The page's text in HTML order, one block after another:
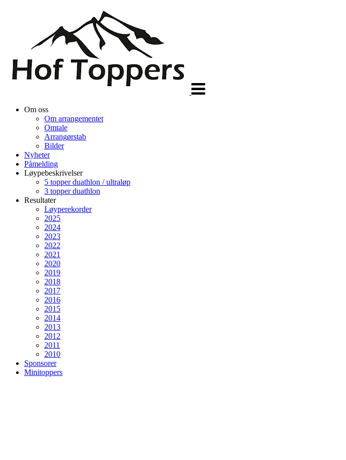
Om oss
Om arrangementet
Omtale
Arrangørstab
Bilder
Nyheter
Påmelding
Løypebeskrivelser
5 topper duathlon / ultraløp
3 topper duathlon
Resultater
Løyperekorder
2025
2024
2023
2022
2021
2020
2019
2018
2017
2016
2015
2014
2013
2012
2011
2010
Sponsorer
Minitoppers